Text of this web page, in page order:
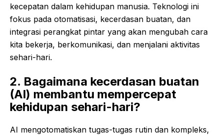
kecepatan dalam kehidupan manusia. Teknologi ini
fokus pada otomatisasi, kecerdasan buatan, dan
integrasi perangkat pintar yang akan mengubah cara
kita bekerja, berkomunikasi, dan menjalani aktivitas
sehari-hari.
2. Bagaimana kecerdasan buatan
(AI) membantu mempercepat
kehidupan sehari-hari?
AI mengotomatiskan tugas-tugas rutin dan kompleks,